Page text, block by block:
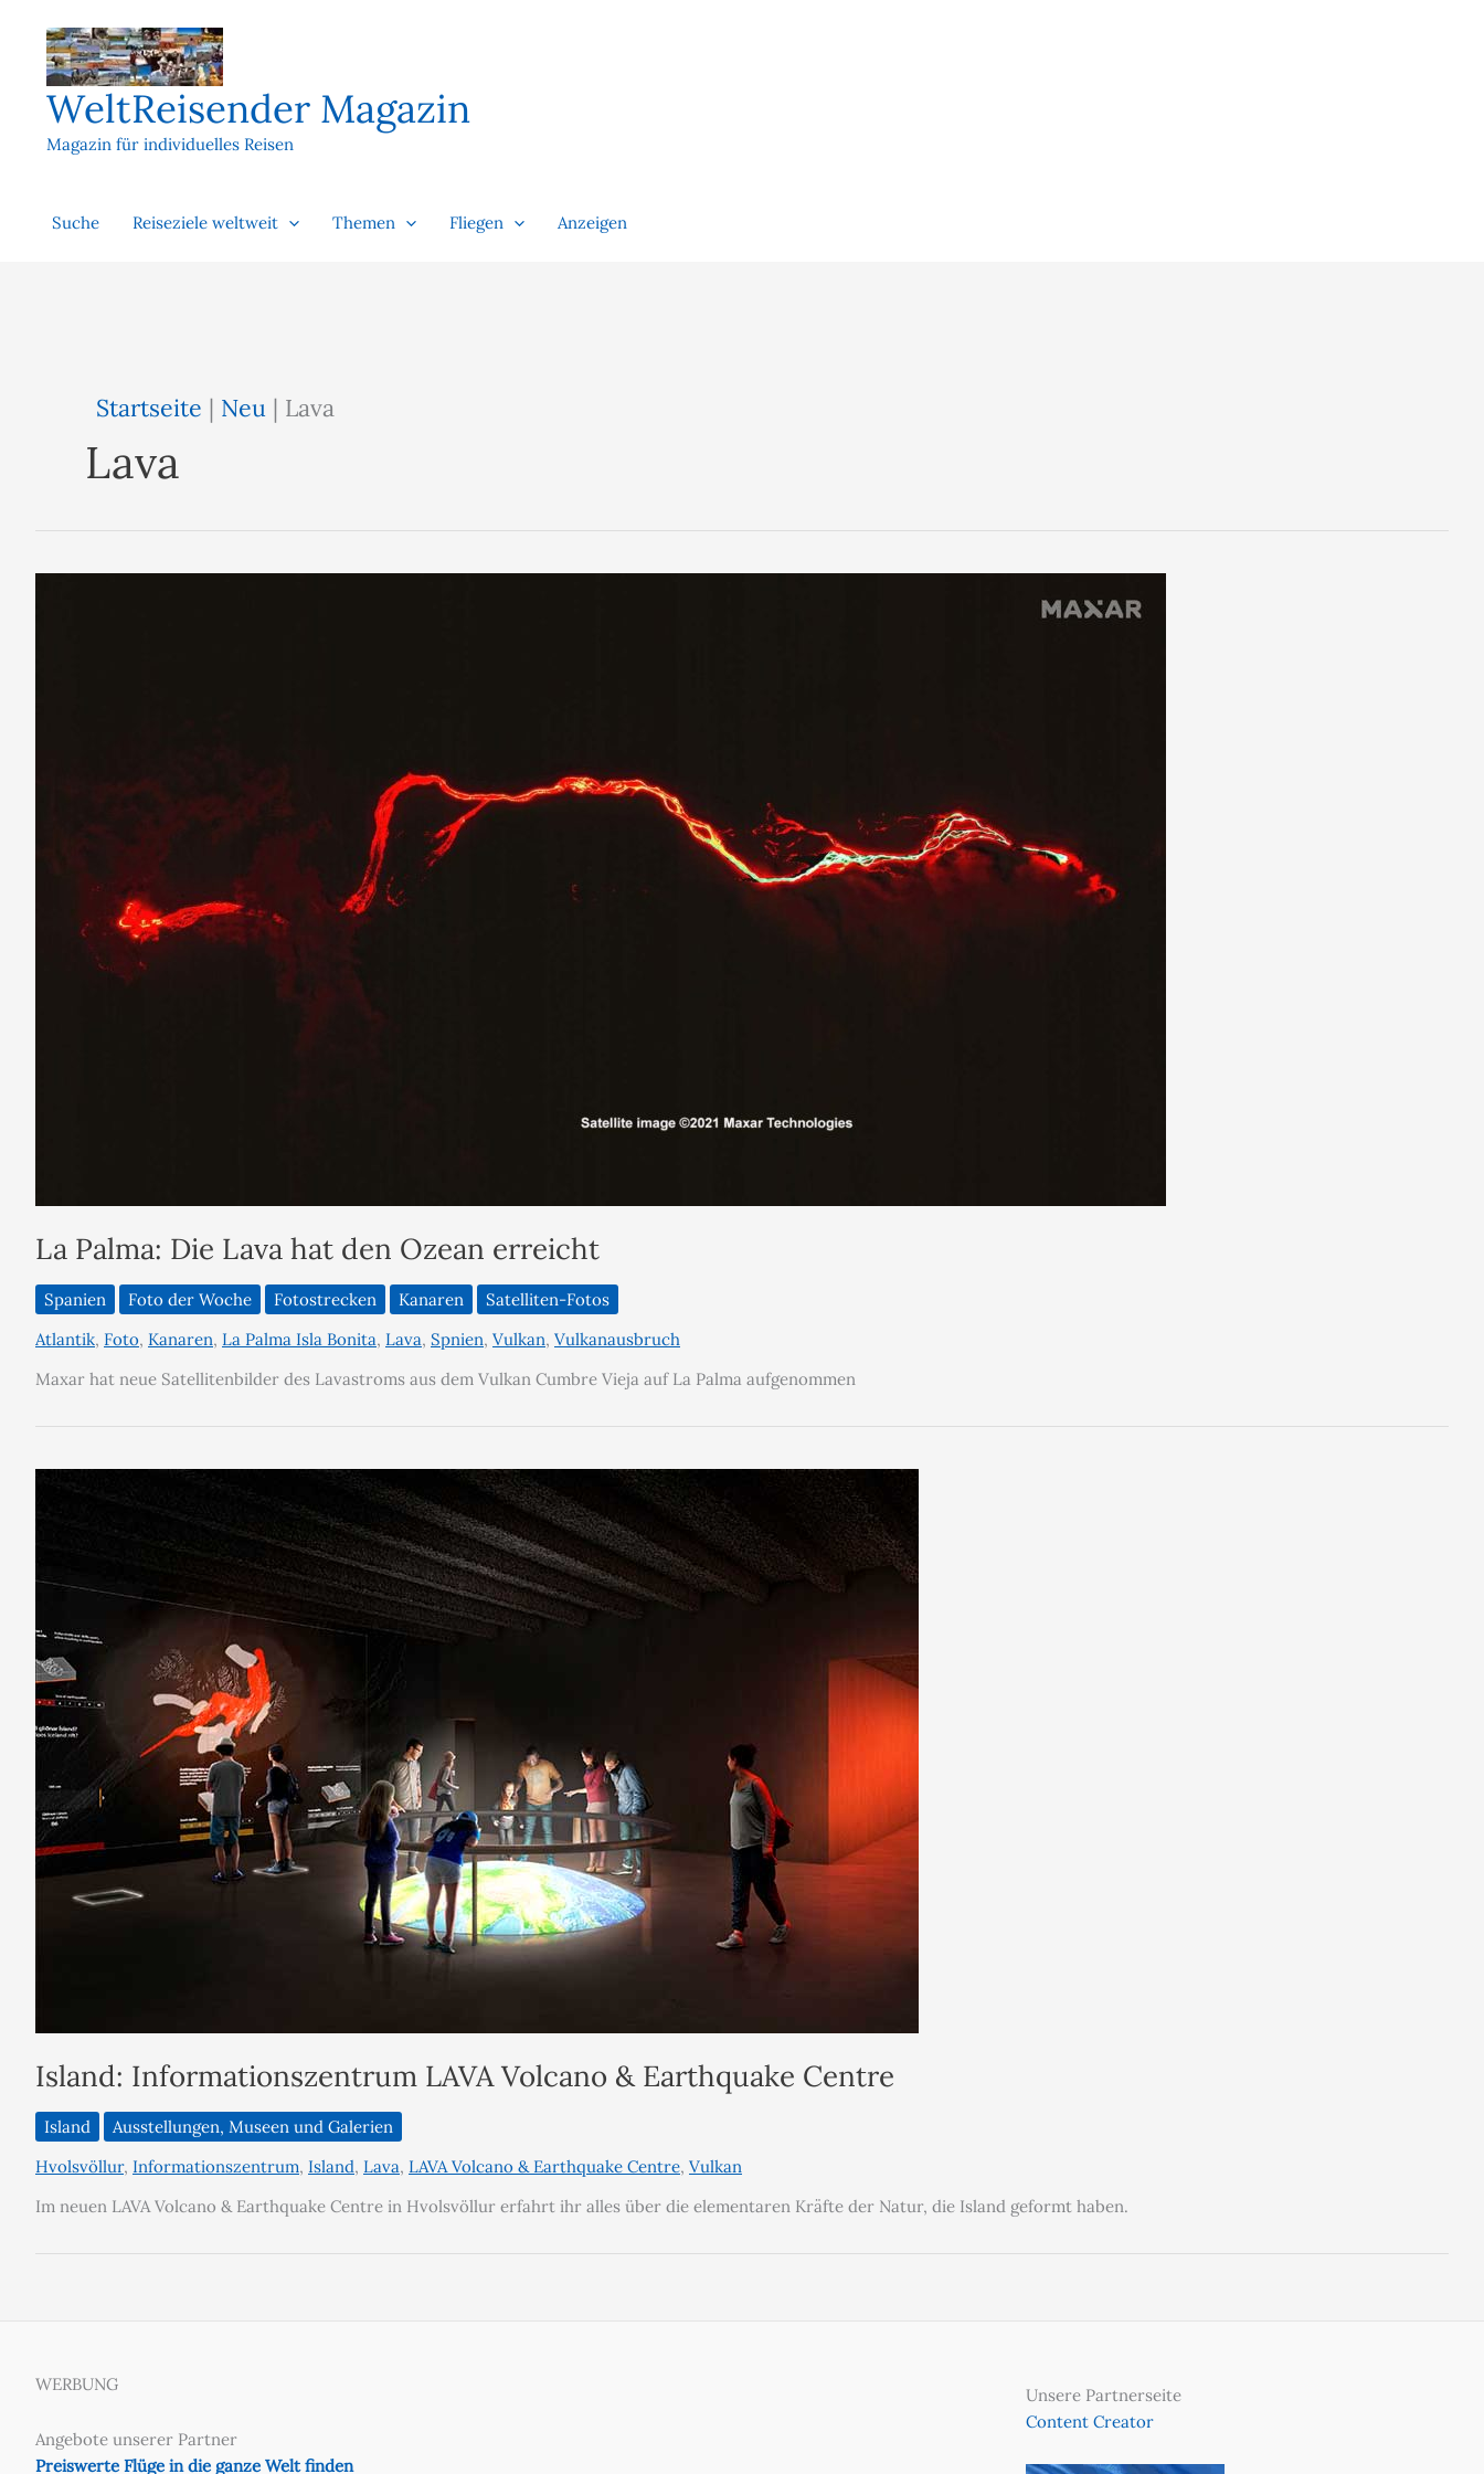
springen
WeltReisender Magazin
Magazin für individuelles Reisen
Suche Reiseziele weltweit Themen Fliegen Anzeigen
Startseite | Neu | Lava
Lava
La Palma: Die Lava hat den Ozean erreicht
Spanien Foto der Woche Fotostrecken Kanaren
Satelliten-Fotos
Atlantik, Foto, Kanaren, La Palma Isla Bonita, Lava, Spnien, Vulkan, Vulkanausbruch
Maxar hat neue Satellitenbilder des Lavastroms aus dem Vulkan Cumbre Vieja auf La Palma aufgenommen
Island: Informationszentrum LAVA Volcano & Earthquake Centre
Island
Ausstellungen, Museen und Galerien
Hvolsvöllur, Informationszentrum, Island, Lava, LAVA Volcano & Earthquake Centre, Vulkan
Im neuen LAVA Volcano & Earthquake Centre in Hvolsvöllur erfahrt ihr alles über die elementaren Kräfte der Natur, die Island geformt haben.
WERBUNG
Angebote unserer Partner
Preiswerte Flüge in die ganze Welt finden
Unsere Partnerseite
Content Creator